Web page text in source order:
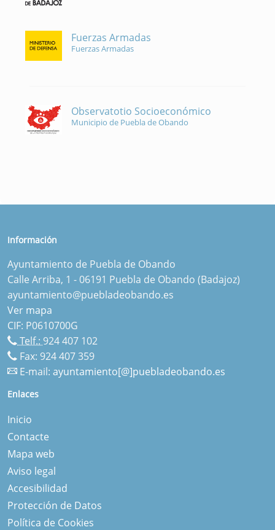
Fuerzas Armadas
Fuerzas Armadas
Observatotio Socioeconómico
Municipio de Puebla de Obando
Información
Ayuntamiento de Puebla de Obando
Calle Arriba, 1 - 06191 Puebla de Obando (Badajoz)
ayuntamiento@puebladeobando.es
Ver mapa
CIF: P0610700G
Telf.:924 407 102
Fax: 924 407 359
E-mail: ayuntamiento[@]puebladeobando.es
Enlaces
Inicio
Contacte
Mapa web
Aviso legal
Accesibilidad
Protección de Datos
Política de Cookies